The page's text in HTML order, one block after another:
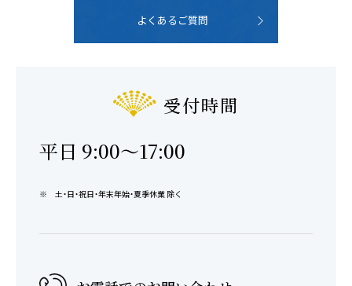
よくあるご質問
受付時間
平日 9:00〜17:00
土・日・祝日・年末年始・夏季休業 除く